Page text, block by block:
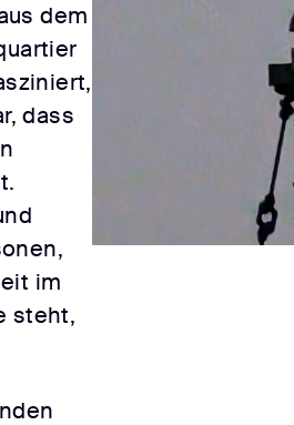
dem
dass
im
steht,